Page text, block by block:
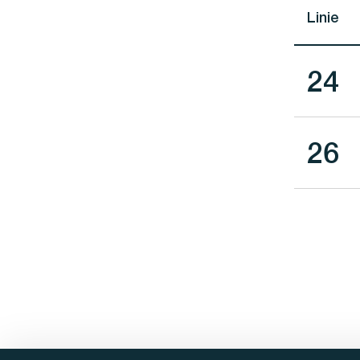
Linie
Linie
24
Linie
26